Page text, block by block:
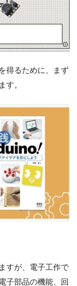
得るために、まず
す。
すが、電子工作で
子部品の機能、回